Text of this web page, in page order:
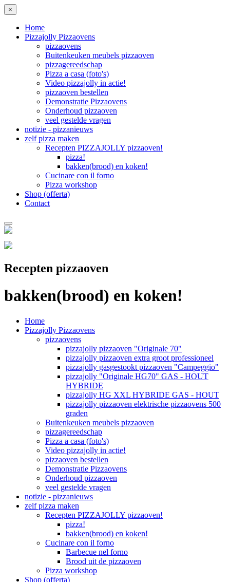
×
Home
Pizzajolly Pizzaovens
pizzaovens
Buitenkeuken meubels pizzaoven
pizzagereedschap
Pizza a casa (foto's)
Video pizzajolly in actie!
pizzaoven bestellen
Demonstratie Pizzaovens
Onderhoud pizzaoven
veel gestelde vragen
notizie - pizzanieuws
zelf pizza maken
Recepten PIZZAJOLLY pizzaoven!
pizza!
bakken(brood) en koken!
Cucinare con il forno
Pizza workshop
Shop (offerta)
Contact
Recepten pizzaoven
bakken(brood) en koken!
Home
Pizzajolly Pizzaovens
pizzaovens
pizzajolly pizzaoven "Originale 70"
pizzajolly pizzaoven extra groot professioneel
pizzajolly gasgestookt pizzaoven "Campeggio"
pizzajolly "Originale HG70" GAS - HOUT
HYBRIDE
pizzajolly HG XXL HYBRIDE GAS - HOUT
pizzajolly pizzaoven elektrische pizzaovens 500
graden
Buitenkeuken meubels pizzaoven
pizzagereedschap
Pizza a casa (foto's)
Video pizzajolly in actie!
pizzaoven bestellen
Demonstratie Pizzaovens
Onderhoud pizzaoven
veel gestelde vragen
notizie - pizzanieuws
zelf pizza maken
Recepten PIZZAJOLLY pizzaoven!
pizza!
bakken(brood) en koken!
Cucinare con il forno
Barbecue nel forno
Brood uit de pizzaoven
Pizza workshop
Shop (offerta)